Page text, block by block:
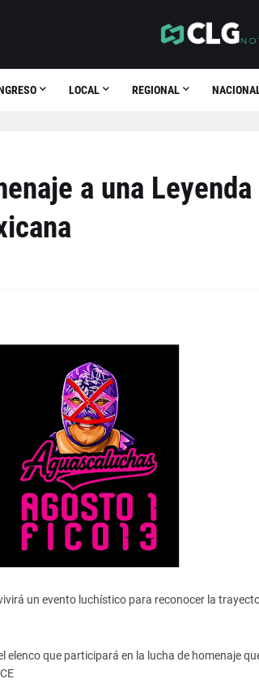
LOCAL REGIONAL
a una
un evento luchístico para reconocer la
elenco que participará en la lucha de homenaje